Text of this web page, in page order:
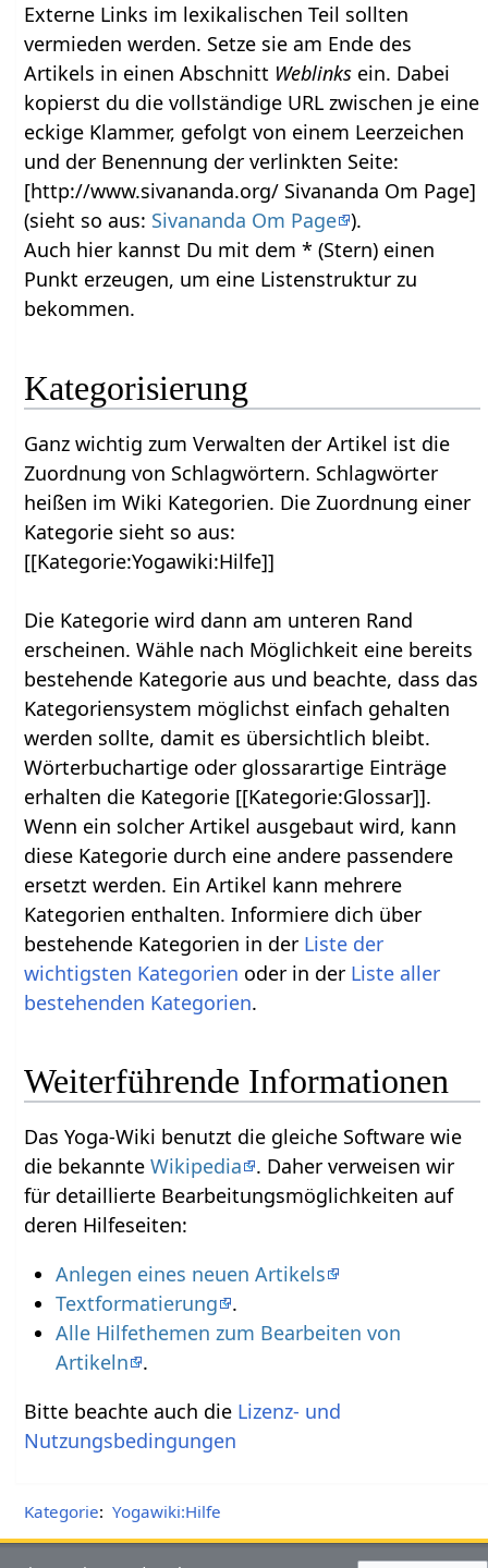
Externe Links im lexikalischen Teil sollten
vermieden werden. Setze sie am Ende des
Artikels in einen Abschnitt Weblinks ein. Dabei
kopierst du die vollständige URL zwischen je eine
eckige Klammer, gefolgt von einem Leerzeichen
und der Benennung der verlinkten Seite:
[http://www.sivananda.org/ Sivananda Om Page]
(sieht so aus: Sivananda Om Page ).
Auch hier kannst Du mit dem * (Stern) einen
Punkt erzeugen, um eine Listenstruktur zu
bekommen.
Kategorisierung
Ganz wichtig zum Verwalten der Artikel ist die
Zuordnung von Schlagwörtern. Schlagwörter
heißen im Wiki Kategorien. Die Zuordnung einer
Kategorie sieht so aus:
[[Kategorie:Yogawiki:Hilfe]]
Die Kategorie wird dann am unteren Rand
erscheinen. Wähle nach Möglichkeit eine bereits
bestehende Kategorie aus und beachte, dass das
Kategoriensystem möglichst einfach gehalten
werden sollte, damit es übersichtlich bleibt.
Wörterbuchartige oder glossarartige Einträge
erhalten die Kategorie [[Kategorie:Glossar]].
Wenn ein solcher Artikel ausgebaut wird, kann
diese Kategorie durch eine andere passendere
ersetzt werden. Ein Artikel kann mehrere
Kategorien enthalten. Informiere dich über
bestehende Kategorien in der Liste der
wichtigsten Kategorien oder in der Liste aller
bestehenden Kategorien.
Weiterführende Informationen
Das Yoga-Wiki benutzt die gleiche Software wie
die bekannteWikipedia
. Daher verweisen wir
für detaillierte Bearbeitungsmöglichkeiten auf
deren Hilfeseiten:
Anlegen eines neuen Artikels
Textformatierung
.
Alle Hilfethemen zum Bearbeiten von
Artikeln
.
Bitte beachte auch die Lizenz- und
Nutzungsbedingungen
Kategorie: Yogawiki:Hilfe